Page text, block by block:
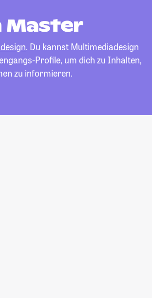
Master
. Du kannst Multimediadesign
Profile, um dich zu Inhalten,
zu informieren.